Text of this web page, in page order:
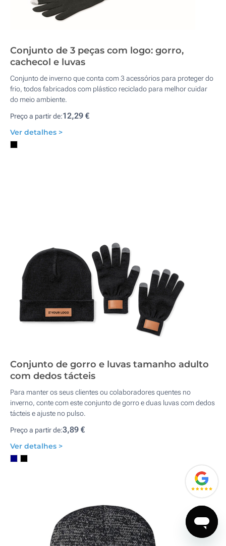
Conjunto de 3 peças com logo: gorro,
cachecol e luvas
Conjunto de inverno que conta com 3 acessórios para proteger do
frio, todos fabricados com plástico reciclado para melhor cuidar
do meio ambiente.
Preço a partir de:12,29 €
Ver detalhes >
Conjunto de gorro e luvas tamanho adulto
com dedos tácteis
Para manter os seus clientes ou colaboradores quentes no
inverno, conte com este conjunto de gorro e duas luvas com dedos
tácteis e ajuste no pulso.
Preço a partir de:3,89 €
Ver detalhes >